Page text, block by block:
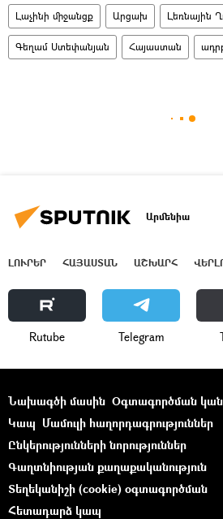
Լաչինի միջանցք Արցախ Լեռնային
Գեղամ Ստեփանյան Հայաստան
Արմենիա
ԼՈՒՐԵՐ ՀԱՅԱՍՏԱՆ ԱՇԽԱՐՀ
Rutube Telegram
Նախագծի մասին Օգտագործման
Կապ Մամուլի հաղորդագրություններ
Ընկերությունների նորություններ
Գաղտնիության քաղաքականություն
Տեղեկանիշի (cookie) օգտագործման
Հետադարձ կապ